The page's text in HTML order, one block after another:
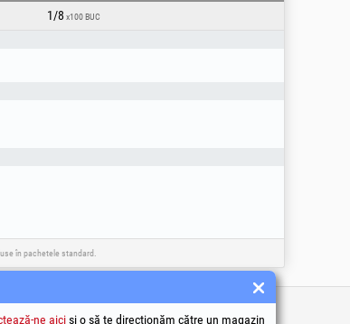
1/8 x100 BUC
în pachetele standard.
ne aiciși o să te direcționăm către un magazin